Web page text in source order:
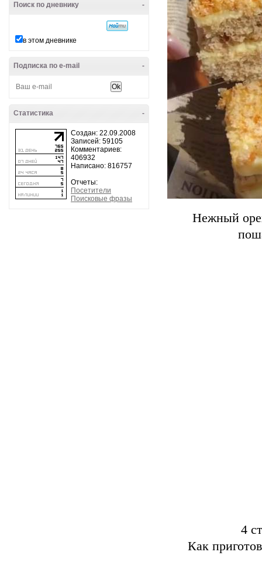
-
Поиск по дневнику
в этом дневнике
-
Подписка по e-mail
-
Статистика
Создан: 22.09.2008
Записей: 59105
Комментариев:
406932
Написано: 816757
Отчеты:
Посетители
Поисковые фразы
Нежный
4
Как